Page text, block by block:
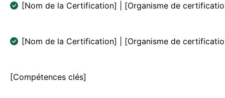
[Nom de la Certification] | [Organisme de
[Nom de la Certification] | [Organisme de
[Compétences clés]